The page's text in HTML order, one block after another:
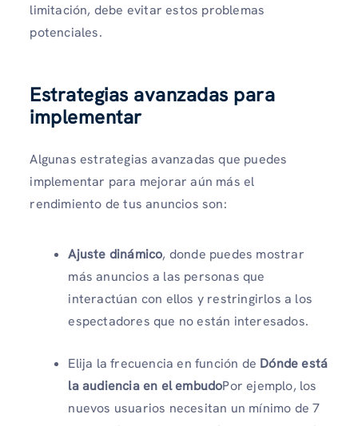
limitación, debe evitar estos problemas
potenciales.
Estrategias avanzadas para
implementar
Algunas estrategias avanzadas que puedes
implementar para mejorar aún más el
rendimiento de tus anuncios son:
Ajuste dinámico, donde puedes mostrar
más anuncios a las personas que
interactúan con ellos y restringirlos a los
espectadores que no están interesados.
Elija la frecuencia en función de Dónde está
la audiencia en el embudoPor ejemplo, los
nuevos usuarios necesitan un mínimo de 7